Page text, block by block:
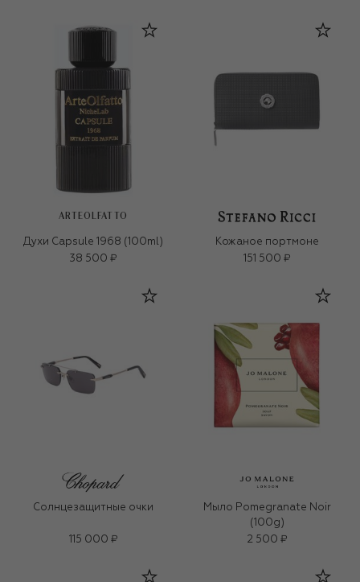
ARTEOLFATTO
Духи Capsule 1968 (100ml)
38 500 ₽
Кожаное портмоне
151 500 ₽
Солнцезащитные очки
115 000 ₽
Мыло Pomegranate Noir
(100g)
2 500 ₽